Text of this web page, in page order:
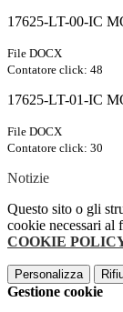
17625-LT-00-IC
File DOCX
Contatore click: 48
17625-LT-01-IC
File DOCX
Contatore click: 30
Notizie
Questo sito o gli
cookie necessari al
COOKIE
Personalizza
Gestione cookie